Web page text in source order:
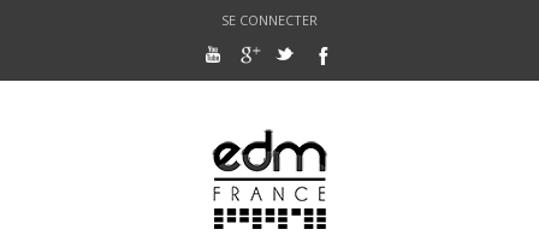
SE CONNECTER